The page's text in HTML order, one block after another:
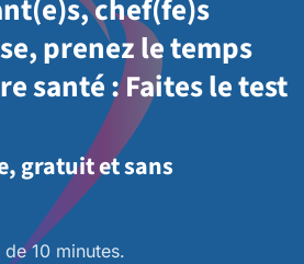
chef(fe)s
prenez le temps
santé : Faites le test
gratuit et sans
10 minutes.